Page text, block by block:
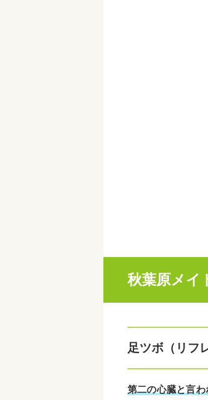
秋葉原メイ
足ツボ（リフ
第二の心臓と言